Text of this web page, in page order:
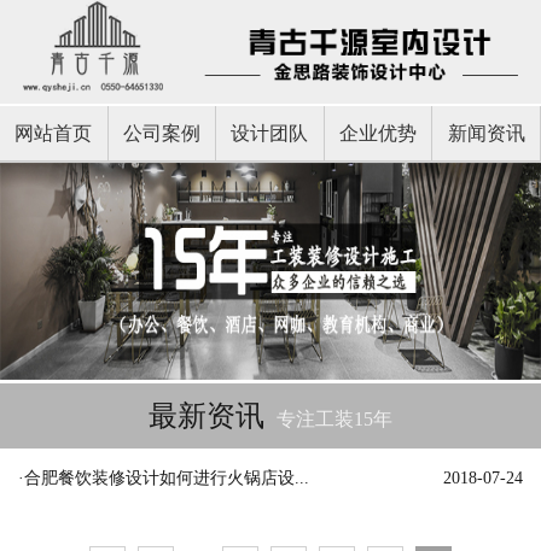
网站首页 公司案例 设计团队 企业优势 新闻资讯
最新资讯 专注工装15年
·合肥餐饮装修设计如何进行火锅店设... 2018-07-24